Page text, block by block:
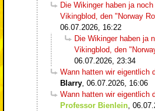
Die Wikinger haben ja
Vikingblod, den "Norway
06.07.2026, 16:22
Die Wikinger haben ja
Vikingblod, den
06.07.2026, 23:34
Wann hatten wir eigentlich
Blarry, 06.07.2026, 16:06
Wann hatten wir eigentlich
Professor Bienlein,